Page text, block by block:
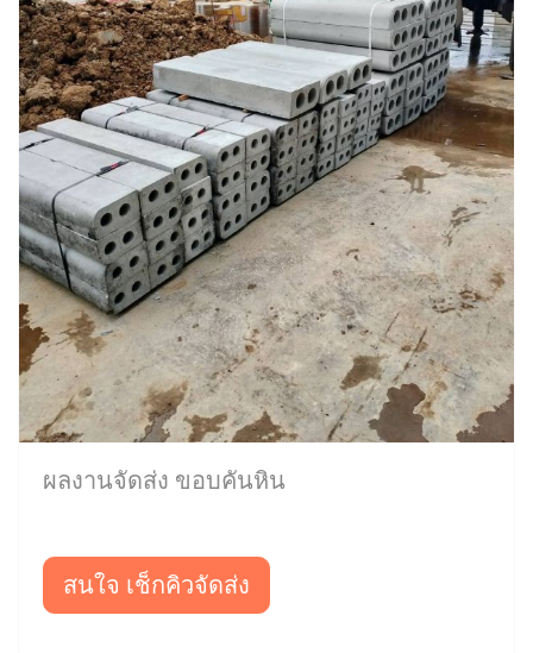
ผลงานจัดส่ง ขอบคันหิน
สนใจ เช็กคิวจัดส่ง